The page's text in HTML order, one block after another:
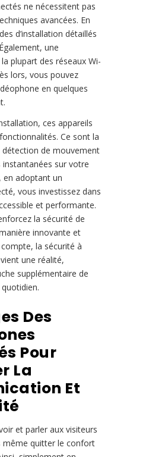
ne nécessitent pas
avancées. En
d’installation détaillés
une
plupart des réseaux Wi-
lors, vous pouvez
en quelques
ces appareils
Ce sont la
de mouvement
sur votre
en adoptant un
vous investissez dans
et performante.
la sécurité de
innovante et
la sécurité à
une réalité,
supplémentaire de
Des
Pour
La
Et
et parler aux visiteurs
même quitter le confort